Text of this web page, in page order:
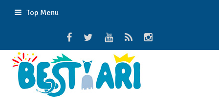
Top Menu